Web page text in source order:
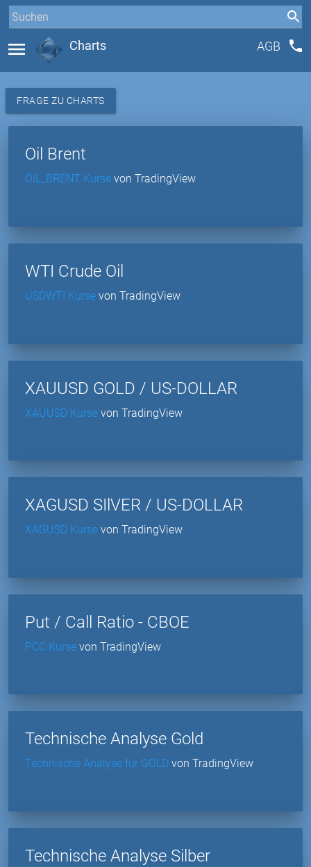
menu Charts AGB phone
FRAGE ZU CHARTS
Oil Brent
OIL_BRENT Kurse von TradingView
WTI Crude Oil
USDWTI Kurse von TradingView
XAUUSD GOLD / US-DOLLAR
XAUUSD Kurse von TradingView
XAGUSD SIlVER / US-DOLLAR
XAGUSD Kurse von TradingView
Put / Call Ratio - CBOE
PCC Kurse von TradingView
Technische Analyse Gold
Technische Analyse für GOLD von TradingView
Technische Analyse Silber